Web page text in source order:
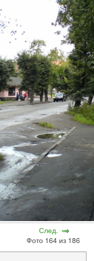
След.
Фото 164 из 186